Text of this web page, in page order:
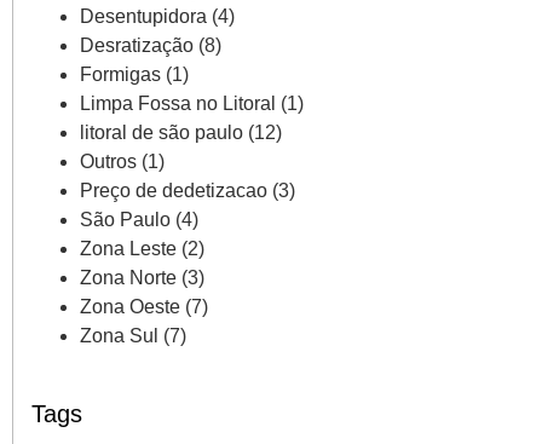
Desentupidora (4)
Desratização (8)
Formigas (1)
Limpa Fossa no Litoral (1)
litoral de são paulo (12)
Outros (1)
Preço de dedetizacao (3)
São Paulo (4)
Zona Leste (2)
Zona Norte (3)
Zona Oeste (7)
Zona Sul (7)
Tags